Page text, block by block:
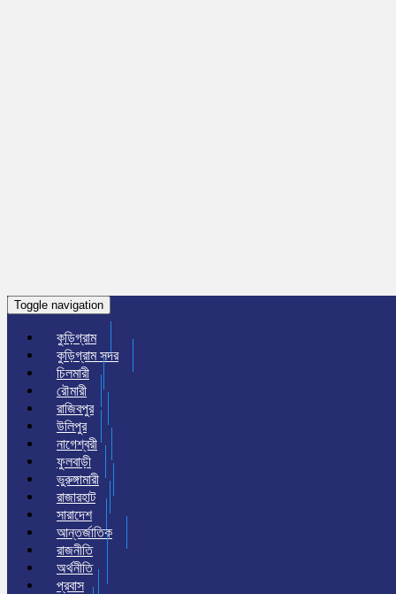
Toggle navigation
কুড়িগ্রাম
কুড়িগ্রাম সদর
চিলমারী
রৌমারী
রাজিবপুর
উলিপুর
নাগেশ্বরী
ফুলবাড়ী
ভুরুঙ্গামারী
রাজারহাট
সারাদেশ
আন্তর্জাতিক
রাজনীতি
অর্থনীতি
প্রবাস